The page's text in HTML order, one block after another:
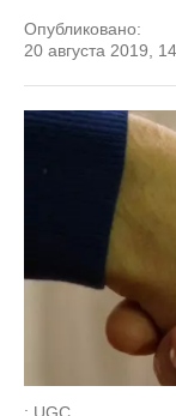
Опубликовано:
20 августа 2019,
: UGC